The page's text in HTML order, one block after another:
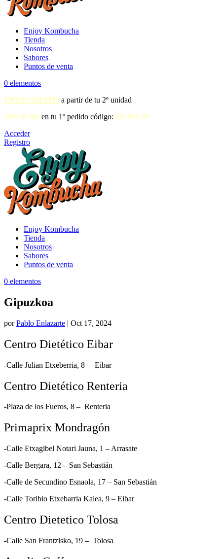
Enjoy Kombucha
Tienda
Nosotros
Sabores
Puntos de venta
0 elementos
ENVÍO GRATIS a partir de tu 2º unidad
20% de dto en tu 1º pedido código: ENJOY20
Acceder
Registro
Enjoy Kombucha
Tienda
Nosotros
Sabores
Puntos de venta
0 elementos
Gipuzkoa
porPablo Enlazarte | Oct 17, 2024
Centro Dietético Eibar
-Calle Julian Etxeberria, 8 – Eibar
Centro Dietético Renteria
-Plaza de los Fueros, 8 – Renteria
Primaprix Mondragón
-Calle Etxagibel Notari Jauna, 1 – Arrasate
-Calle Bergara, 12 – San Sebastián
-Calle de Secundino Esnaola, 17 – San Sebastián
-Calle Toribio Etxebarria Kalea, 9 – Eibar
Centro Dietetico Tolosa
-Calle San Frantzisko, 19 – Tolosa